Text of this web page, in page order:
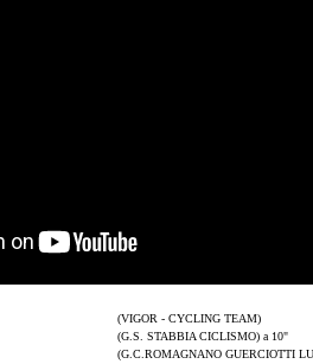
(VIGOR - CYCLING TEAM)
(G.S. STABBIA CICLISMO) a 10"
(G.C.ROMAGNANO GUERCIOTTI